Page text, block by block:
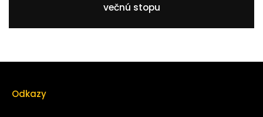
večnú stopu
Odkazy